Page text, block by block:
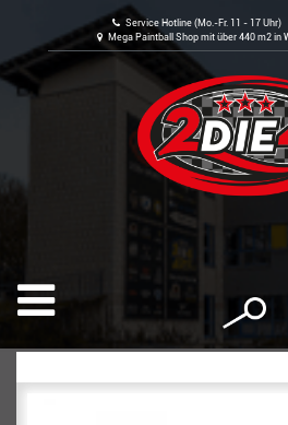
Service Hotline (Mo.-Fr. 11 - 17
Mega Paintball Shop mit über 440 m2 in